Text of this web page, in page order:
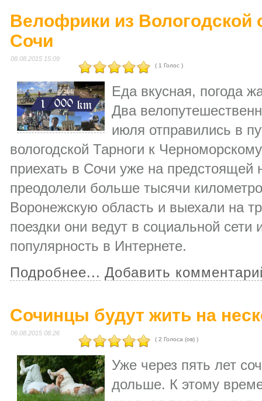
Велофрики из Вологодской
Сочи
08.08.2015 15:09
( 1 Голос )
Еда вкусная, погода
Два
июля отправились в
вологодской Тарноги к
приехать в Сочи уже на
преодолели больше тысячи
Воронежскую область и выехали на
поездки они ведут в социальной сети
популярность в Интернете.
Подробнее... Добавить
Сочинцы будут жить на
06.08.2015 08:26
( 2 Голоса (ов) )
Уже через пять лет
дольше. К этому